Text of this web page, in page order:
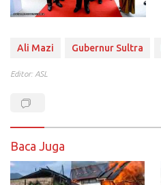
Ali Mazi Gubernur Sultra
Editor: ASL
Baca Juga